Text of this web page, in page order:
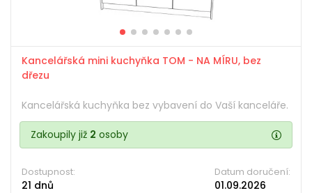
Kancelářská mini kuchyňka TOM - NA MÍRU, bez
dřezu
Kancelářská kuchyňka bez vybavení do Vaší kanceláře.
Zakoupily již 2 osoby
Dostupnost:
21 dnů
Datum doručení:
01.09.2026